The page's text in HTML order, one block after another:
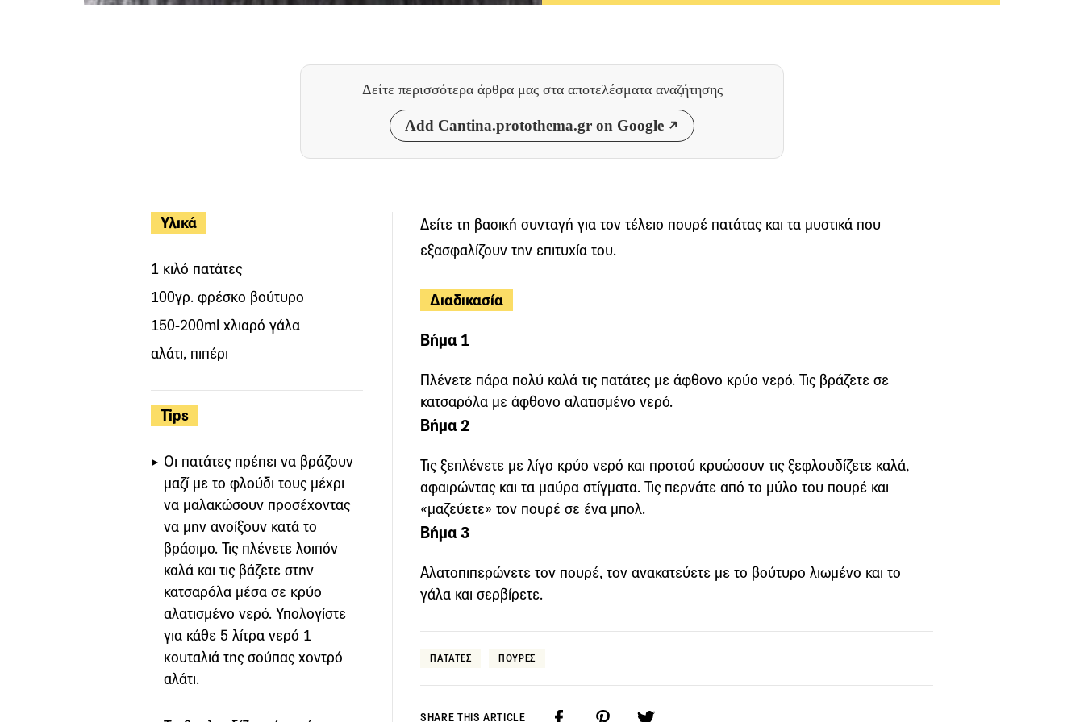
Δείτε περισσότερα άρθρα μας στα αποτελέσματα αναζήτησης
Add Cantina.protothema.gr on Google
Υλικά
1 κιλό πατάτες
100γρ. φρέσκο βούτυρο
150-200ml χλιαρό γάλα
αλάτι, πιπέρι
Tips
Οι πατάτες πρέπει να βράζουν
μαζί με το φλούδι τους μέχρι
να μαλακώσουν προσέχοντας
να μην ανοίξουν κατά το
βράσιμο. Τις πλένετε λοιπόν
καλά και τις βάζετε στην
κατσαρόλα μέσα σε κρύο
αλατισμένο νερό. Υπολογίστε
για κάθε 5 λίτρα νερό 1
κουταλιά της σούπας χοντρό
αλάτι.
Δείτε τη βασική συνταγή για τον τέλειο πουρέ πατάτας και τα μυστικά που
εξασφαλίζουν την επιτυχία του.
Διαδικασία
Βήμα 1
Πλένετε πάρα πολύ καλά τις πατάτες με άφθονο κρύο νερό. Τις βράζετε σε
κατσαρόλα με άφθονο αλατισμένο νερό.
Βήμα 2
Τις ξεπλένετε με λίγο κρύο νερό και προτού κρυώσουν τις ξεφλουδίζετε καλά,
αφαιρώντας και τα μαύρα στίγματα. Τις περνάτε από το μύλο του πουρέ και
«μαζεύετε» τον πουρέ σε ένα μπολ.
Βήμα 3
Αλατοπιπερώνετε τον πουρέ, τον ανακατεύετε με το βούτυρο λιωμένο και το
γάλα και σερβίρετε.
ΠΑΤΑΤΕΣ ΠΟΥΡΕΣ
SHARE THIS ARTICLE